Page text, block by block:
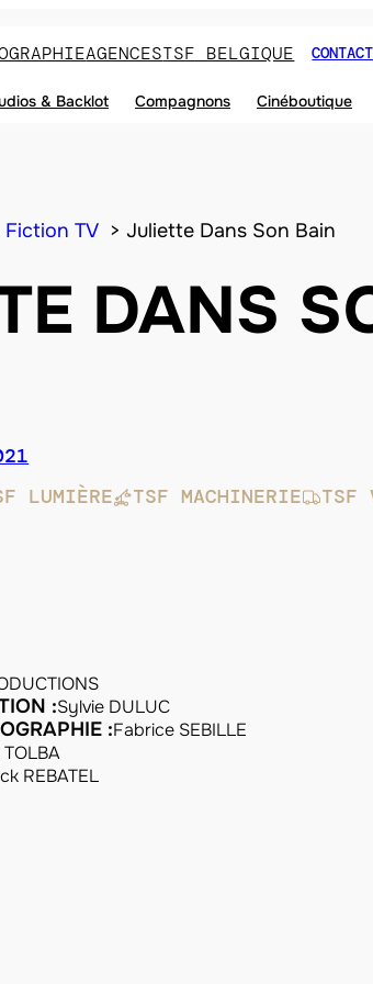
AGENCESTSF BELGIQUE CONTACT
& Backlot Compagnons Cinéboutique
Fiction TV Juliette Dans Son Bain
DANS
LUMIÈRE TSF MACHINERIE TSF
:Sylvie DULUC
:Fabrice SEBILLE
REBATEL